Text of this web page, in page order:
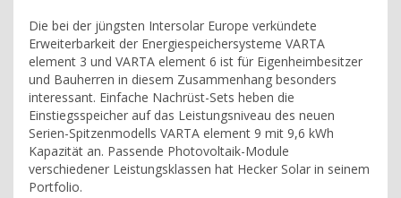
Die bei der jüngsten Intersolar Europe verkündete
Erweiterbarkeit der Energiespeichersysteme VARTA
element 3 und VARTA element 6 ist für Eigenheimbesitzer
und Bauherren in diesem Zusammenhang besonders
interessant. Einfache Nachrüst-Sets heben die
Einstiegsspeicher auf das Leistungsniveau des neuen
Serien-Spitzenmodells VARTA element 9 mit 9,6 kWh
Kapazität an. Passende Photovoltaik-Module
verschiedener Leistungsklassen hat Hecker Solar in seinem
Portfolio.